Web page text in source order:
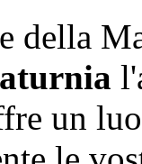
della
un